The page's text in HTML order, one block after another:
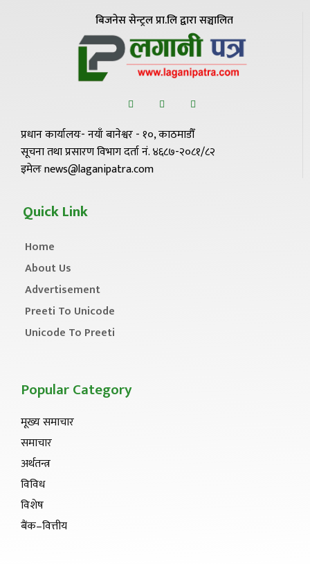
बिजनेस सेन्ट्रल प्रा.लि द्वारा सञ्चालित
प्रधान कार्यालयः- नयाँ बानेश्वर - १०, काठमाडौँ
सूचना तथा प्रसारण विभाग दर्ता नं. ४६८७-२०८१/८२
इमेलः news@laganipatra.com
Quick Link
Home
About Us
Advertisement
Preeti To Unicode
Unicode To Preeti
Popular Category
मूख्य समाचार
समाचार
अर्थतन्त्र
विविध
विशेष
बैंक–वित्तीय